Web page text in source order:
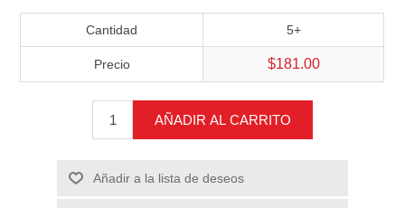
Cantidad 5+
Precio $181.00
AÑADIR AL CARRITO
Añadir a la lista de deseos